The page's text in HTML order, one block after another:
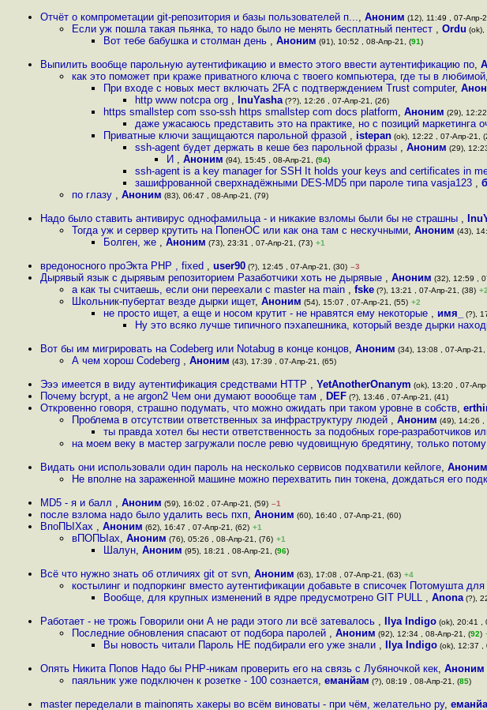
Отчёт о компрометации git-репозитория и базы пользователей п..., Аноним (12), 11:49 , 07-Апр-
Если уж пошла такая пьянка, то надо было не менять бесплатный пентест , Ordu (ok),
Вот тебе бабушка и столман день , Аноним (91), 10:52 , 08-Апр-21, (91)
Выпилить вообще парольную аутентификацию и вместо этого ввести аутентификацию по,
как это поможет при краже приватного ключа с твоего компьютера, где ты в любимой,
При входе с новых мест включать 2FA с подтверждением Trust computer,
http www notcpa org , InuYasha (??), 12:26 , 07-Апр-21, (26)
https smallstep com sso-ssh https smallstep com docs platform, Аноним (29),
даже ужасаюсь представить это на практике, но с позиций маркетинга
Приватные ключи защищаются парольной фразой , istepan (ok), 12:22 , 07-Апр-21,
ssh-agent будет держать в кеше без парольной фразы , Аноним (29),
И , Аноним (94), 15:45 , 08-Апр-21, (94)
ssh-agent is a key manager for SSH It holds your keys and certificates in
зашифрованной сверхнадёжными DES-MD5 при пароле типа vasja123 ,
по глазу , Аноним (83), 06:47 , 08-Апр-21, (79)
Надо было ставить антивирус однофамильца - и никакие взломы были бы не страшны ,
Тогда уж и сервер крутить на ПопенОС или как она там с нескучными, Аноним (43),
Болген, же , Аноним (73), 23:31 , 07-Апр-21, (73) +1
вредоносного проЭкта PHP , fixed , user90 (?), 12:45 , 07-Апр-21, (30) –3
Дырявый язык с дырявым репозиторием Разаботчики хоть не дырявые , Аноним (32), 12:59 ,
а как ты считаешь, если они переехали с master на main , fske (?), 13:21 , 07-Апр-21, (38) +2
Школьник-пубертат везде дырки ищет, Аноним (54), 15:07 , 07-Апр-21, (55) +2
не просто ищет, а еще и носом крутит - не нравятся ему некоторые , имя_ (?),
Ну это всяко лучше типичного пэхапешника, который везде дырки
Вот бы им мигрировать на Codeberg или Notabug в конце концов, Аноним (34), 13:08 , 07-Апр-21,
А чем хорош Codeberg , Аноним (43), 17:39 , 07-Апр-21, (65)
Эээ имеется в виду аутентификация средствами HTTP , YetAnotherOnanym (ok), 13:20 , 07-
Почему bcrypt, а не argon2 Чем они думают воообще там , DEF (?), 13:46 , 07-Апр-21, (41)
Откровенно говоря, страшно подумать, что можно ожидать при таком уровне в собств,
Проблема в отсутствии ответственных за инфраструктуру людей , Аноним (49), 14:26 ,
ты правда хотел бы нести ответственность за подобных горе-разработчиков
на моем веку в мастер загружали после ревю чудовищную бредятину, только
Видать они использовали один пароль на несколько сервисов подхватили кейлоге, Аноним
Не вполне на зараженной машине можно перехватить пин токена, дождаться его подк
MD5 - я и балл , Аноним (59), 16:02 , 07-Апр-21, (59) –1
после взлома надо было удалить весь пхп, Аноним (60), 16:40 , 07-Апр-21, (60)
ВпоПЫХах , Аноним (62), 16:47 , 07-Апр-21, (62) +1
вПОПЫах, Аноним (76), 05:26 , 08-Апр-21, (76) +1
Шалун, Аноним (95), 18:21 , 08-Апр-21, (96)
Всё что нужно знать об отличиях git от svn, Аноним (63), 17:08 , 07-Апр-21, (63) +4
костылинг и подпоркинг вместо аутентификации добавьте в списочек Потомушта для
Вообще, для крупных изменений в ядре предусмотрено GIT PULL , Anona (?),
Работает - не трожь Говорили они А не ради этого ли всё затевалось , Ilya Indigo (ok), 20:41 ,
Последние обновления спасают от подбора паролей , Аноним (92), 12:34 , 08-Апр-21, (92)
Вы новость читали Пароль НЕ подбирали его уже знали , Ilya Indigo (ok), 12:37 ,
Опять Никита Попов Надо бы PHP-никам проверить его на связь с Лубяночкой кек, Аноним
паяльник уже подключен к розетке - 100 сознается, еманйам (?), 08:19 , 08-Апр-21, (85)
master переделали в mainопять хакеры во всём виноваты - при чём, желательно ру,